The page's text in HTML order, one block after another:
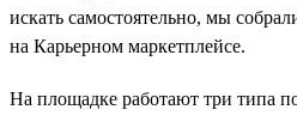
искать самостоятельно, мы
на Карьерном маркетплейсе.
На площадке работают три типа